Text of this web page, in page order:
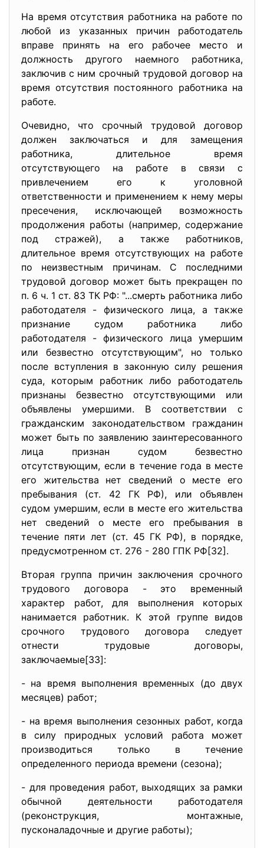
На время отсутствия работника на работе по
любой из указанных причин работодатель
вправе принять на его рабочее место и
должность другого наемного работника,
заключив с ним срочный трудовой договор на
время отсутствия постоянного работника на
работе.
Очевидно, что срочный трудовой договор
должен заключаться и для замещения
работника, длительное время
отсутствующего на работе в связи с
привлечением его к уголовной
ответственности и применением к нему меры
пресечения, исключающей возможность
продолжения работы (например, содержание
под стражей), а также работников,
длительное время отсутствующих на работе
по неизвестным причинам. С последними
трудовой договор может быть прекращен по
п. 6 ч. 1 ст. 83 ТК РФ: "...смерть работника либо
работодателя - физического лица, а также
признание судом работника либо
работодателя - физического лица умершим
или безвестно отсутствующим", но только
после вступления в законную силу решения
суда, которым работник либо работодатель
признаны безвестно отсутствующими или
объявлены умершими. В соответствии с
гражданским законодательством гражданин
может быть по заявлению заинтересованного
лица признан судом безвестно
отсутствующим, если в течение года в месте
его жительства нет сведений о месте его
пребывания (ст. 42 ГК РФ), или объявлен
судом умершим, если в месте его жительства
нет сведений о месте его пребывания в
течение пяти лет (ст. 45 ГК РФ), в порядке,
предусмотренном ст. 276 - 280 ГПК РФ[32].
Вторая группа причин заключения срочного
трудового договора - это временный
характер работ, для выполнения которых
нанимается работник. К этой группе видов
срочного трудового договора следует
отнести трудовые договоры,
заключаемые[33]:
- на время выполнения временных (до двух
месяцев) работ;
- на время выполнения сезонных работ, когда
в силу природных условий работа может
производиться только в течение
определенного периода времени (сезона);
- для проведения работ, выходящих за рамки
обычной деятельности работодателя
(реконструкция, монтажные,
пусконаладочные и другие работы);